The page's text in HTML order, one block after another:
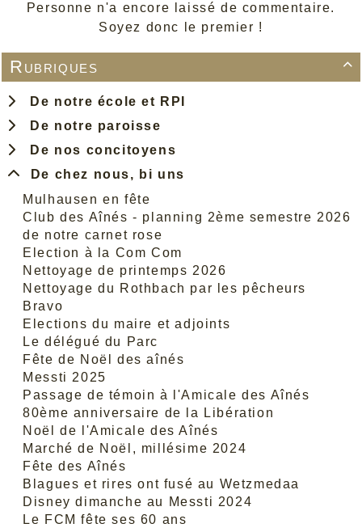

Rubriques
De notre école et RPI
De notre paroisse
De nos concitoyens
De chez nous, bi uns
Mulhausen en fête
Club des Aînés - planning 2ème semestre 2026
de notre carnet rose
Election à la Com Com
Nettoyage de printemps 2026
Nettoyage du Rothbach par les pêcheurs
Bravo
Elections du maire et adjoints
Le délégué du Parc
Fête de Noël des aînés
Messti 2025
Passage de témoin à l'Amicale des Aînés
80ème anniversaire de la Libération
Noël de l'Amicale des Aînés
Marché de Noël, millésime 2024
Fête des Aînés
Blagues et rires ont fusé au Wetzmedaa
Disney dimanche au Messti 2024
Le FCM fête ses 60 ans
Personne n'a encore laissé de commentaire.
Soyez donc le premier !